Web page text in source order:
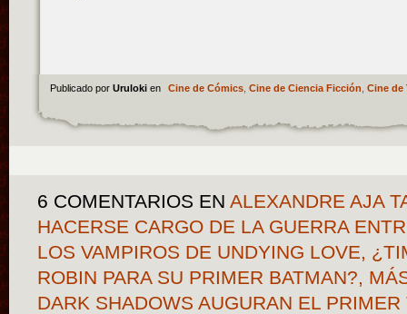
Publicado por Uruloki en Cine de Cómics, Cine de Ciencia Ficción Cine de
6 COMENTARIOS EN ALEXANDRE AJA
HACERSE CARGO DE LA GUERRA
LOS VAMPIROS DE UNDYING LOVE,
ROBIN PARA SU PRIMER BATMAN?,
DARK SHADOWS AUGURAN EL